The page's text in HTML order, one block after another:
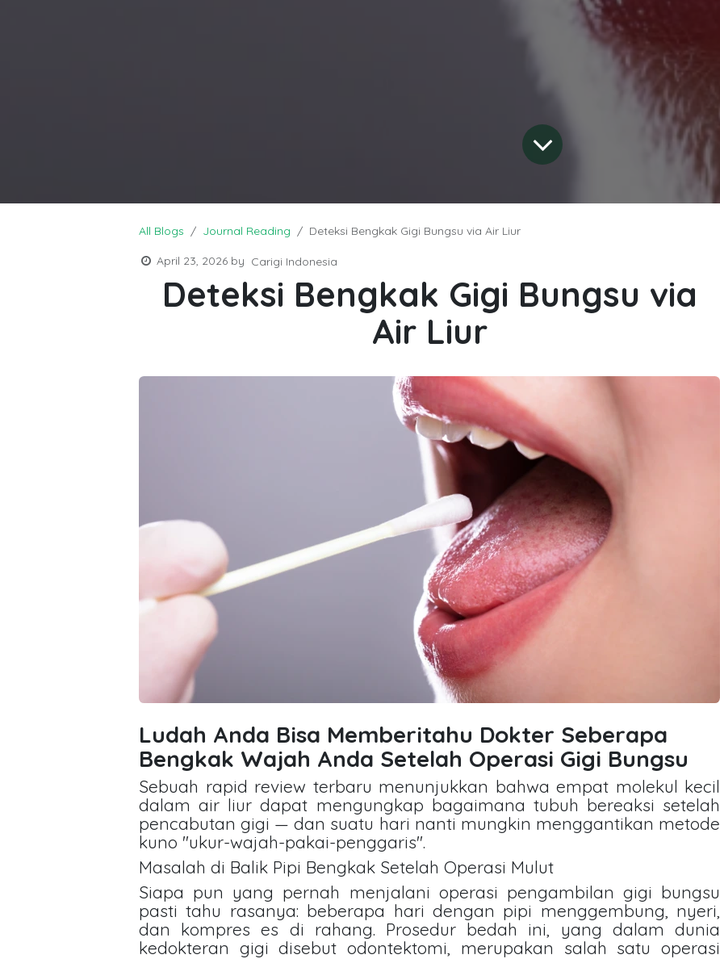
All Blogs Journal Reading Deteksi Bengkak Gigi Bungsu via Air Liur
April 23, 2026 by Carigi Indonesia
Deteksi Bengkak Gigi Bungsu via
Air Liur
Ludah Anda Bisa Memberitahu Dokter Seberapa
Bengkak Wajah Anda Setelah Operasi Gigi Bungsu
Sebuah rapid review terbaru menunjukkan bahwa empat molekul kecil
dalam air liur dapat mengungkap bagaimana tubuh bereaksi setelah
pencabutan gigi — dan suatu hari nanti mungkin menggantikan metode
kuno "ukur-wajah-pakai-penggaris".
Masalah di Balik Pipi Bengkak Setelah Operasi Mulut
Siapa pun yang pernah menjalani operasi pengambilan gigi bungsu
pasti tahu rasanya: beberapa hari dengan pipi menggembung, nyeri,
dan kompres es di rahang. Prosedur bedah ini, yang dalam dunia
kedokteran gigi disebut odontektomi, merupakan salah satu operasi